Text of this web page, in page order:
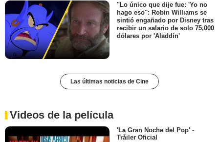
"Lo único que dije fue: 'Yo no
hago eso": Robin Williams se
sintió engañado por Disney tras
recibir un salario de solo 75,000
dólares por 'Aladdín'
Las últimas noticias de Cine
Videos de la película
'La Gran Noche del Pop' -
Tráiler Oficial